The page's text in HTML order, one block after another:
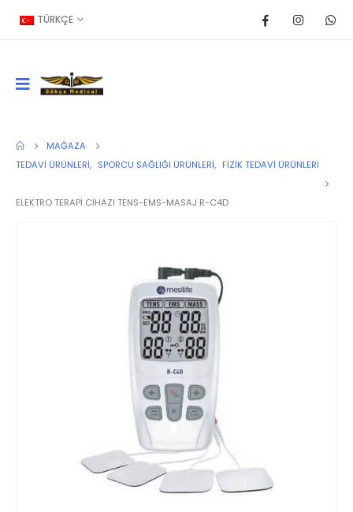
TÜRKÇE
MAĞAZA
TEDAVI ÜRÜNLERI, SPORCU SAĞLIĞI ÜRÜNLERI, FIZIK TEDAVI ÜRÜNLERI
ELEKTRO TERAPİ CİHAZI TENS-EMS-MASAJ R-C4D